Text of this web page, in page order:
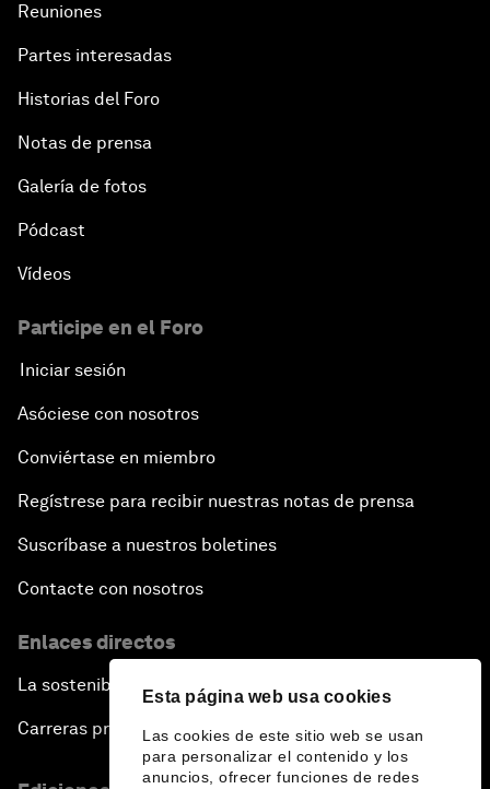
Esta página web usa cookies
Las cookies de este sitio web se usan
para personalizar el contenido y los
anuncios, ofrecer funciones de redes
Reuniones
Partes interesadas
Historias del Foro
Notas de prensa
Galería de fotos
Pódcast
Vídeos
Participe en el Foro
Iniciar sesión
Asóciese con nosotros
Conviértase en miembro
Regístrese para recibir nuestras notas de prensa
Suscríbase a nuestros boletines
Contacte con nosotros
Enlaces directos
La sostenibilidad en el Foro
Carreras profesionales